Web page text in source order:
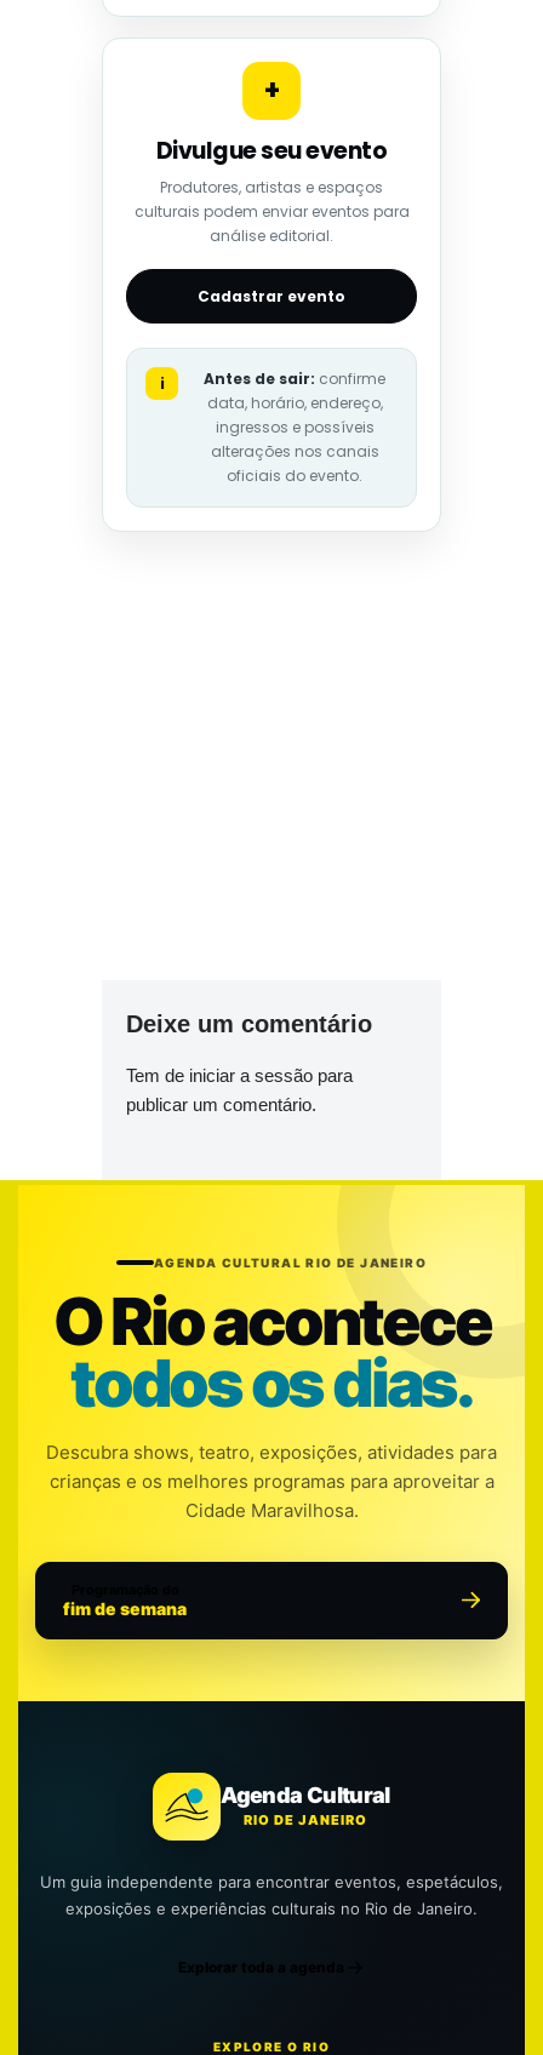
+
Divulgue seu evento
Produtores, artistas e espaços
culturais podem enviar eventos para
análise editorial.
Cadastrar evento
i Antes de sair: confirme
data, horário, endereço,
ingressos e possíveis
alterações nos canais
oficiais do evento.
Deixe um comentário
Tem de iniciar a sessão para
publicar um comentário.
AGENDA CULTURAL RIO DE JANEIRO
O Rio acontece
todos os dias.
Descubra shows, teatro, exposições, atividades para
crianças e os melhores programas para aproveitar a
Cidade Maravilhosa.
fim de semana
Agenda Cultural
RIO DE JANEIRO
Um guia independente para encontrar eventos, espetáculos,
exposições e experiências culturais no Rio de Janeiro.
Explorar toda a agenda
EXPLORE O RIO